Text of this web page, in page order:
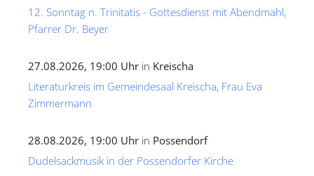
12. Sonntag n. Trinitatis - Gottesdienst mit Abendmahl,
Pfarrer Dr. Beyer
27.08.2026, 19:00 Uhr in Kreischa
Literaturkreis im Gemeindesaal Kreischa, Frau Eva
Zimmermann
28.08.2026, 19:00 Uhr in Possendorf
Dudelsackmusik in der Possendorfer Kirche